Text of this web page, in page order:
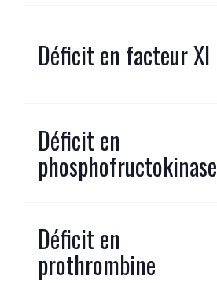
Déficit en facteur XI
Déficit en
phosphofructokinase
Déficit en
prothrombine